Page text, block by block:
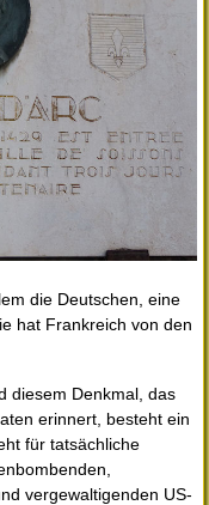
die Deutschen, eine
hat Frankreich von den
diesem Denkmal, das
erinnert, besteht ein
für tatsächliche
vergewaltigenden US-